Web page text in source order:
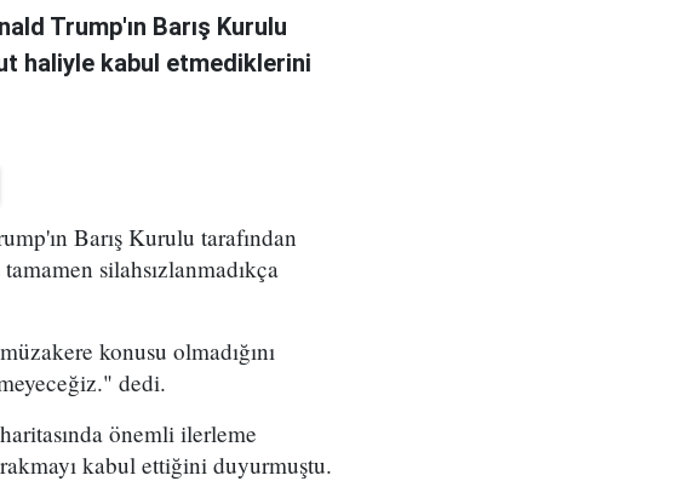
Trump'ın Barış Kurulu
haliyle kabul etmediklerini
Barış Kurulu tarafından
silahsızlanmadıkça
konusu olmadığını
dedi.
önemli ilerleme
kabul ettiğini duyurmuştu.